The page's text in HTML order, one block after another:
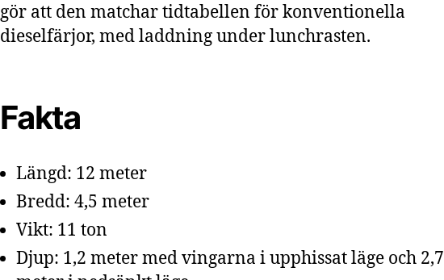
gör att den matchar tidtabellen för konventionella
dieselfärjor, med laddning under lunchrasten.
Fakta
Längd: 12 meter
Bredd: 4,5 meter
Vikt: 11 ton
Djup: 1,2 meter med vingarna i upphissat läge och 2,7